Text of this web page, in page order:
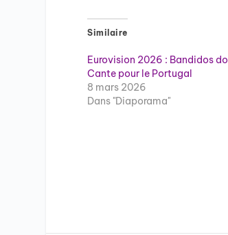
Similaire
Eurovision 2026 : Bandidos do
Cante pour le Portugal
8 mars 2026
Dans "Diaporama"